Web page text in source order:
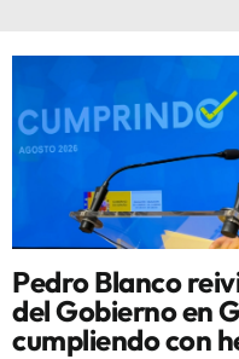
Pedro Blanco
del Gobierno en
cumpliendo con